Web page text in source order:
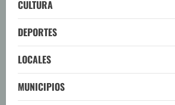
CULTURA
DEPORTES
LOCALES
MUNICIPIOS